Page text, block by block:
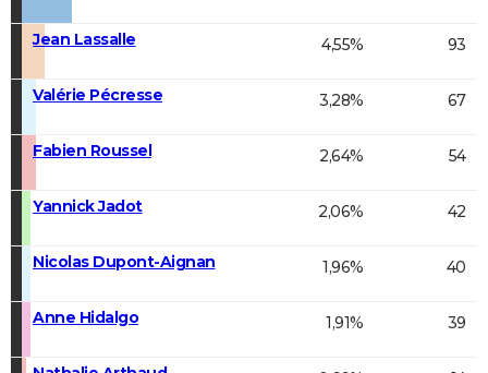
Jean Lassalle 4,55% 93
Valérie Pécresse 3,28% 67
Fabien Roussel 2,64% 54
Yannick Jadot 2,06% 42
Nicolas Dupont-Aignan 1,96% 40
Anne Hidalgo 1,91% 39